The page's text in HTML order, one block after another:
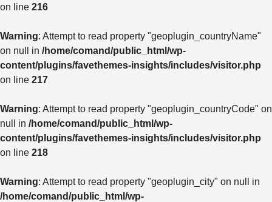
on line 216
Warning: Attempt to read property "geoplugin_countryName"
on null in /home/comand/public_html/wp-
content/plugins/favethemes-insights/includes/visitor.php
on line 217
Warning: Attempt to read property "geoplugin_countryCode" on
null in /home/comand/public_html/wp-
content/plugins/favethemes-insights/includes/visitor.php
on line 218
Warning: Attempt to read property "geoplugin_city" on null in
/home/comand/public_html/wp-